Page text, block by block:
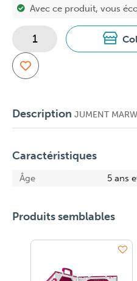
Avec ce produit, vous
Description JUMENT
Caractéristiques
Âge 5 ans
Produits semblables